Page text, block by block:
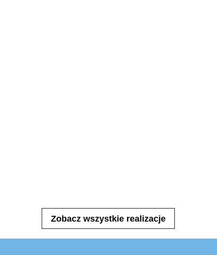
Zobacz wszystkie realizacje